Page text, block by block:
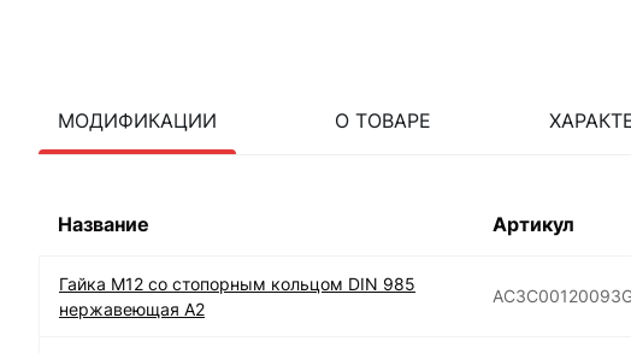
МОДИФИКАЦИИ О ТОВАРЕ
Название Артикул
Гайка М12 со стопорным кольцом DIN 985
нержавеющая А2